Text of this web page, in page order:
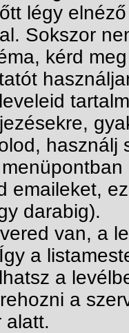
légy
Sokszor
kérd
használj
emaileket,
darabig).
van, a
a
a
a
alatt.